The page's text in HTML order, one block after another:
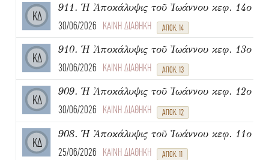
ΚΔ
911. Ἡ Ἀποκάλυψις τοῦ Ἰωάννου κεφ. 14ο
30/06/2026 ΚΑΙΝΗ ΔΙΑΘΗΚΗ ΑΠΟΚ. 14
ΚΔ
910. Ἡ Ἀποκάλυψις τοῦ Ἰωάννου κεφ. 13ο
30/06/2026 ΚΑΙΝΗ ΔΙΑΘΗΚΗ ΑΠΟΚ. 13
ΚΔ
909. Ἡ Ἀποκάλυψις τοῦ Ἰωάννου κεφ. 12ο
30/06/2026 ΚΑΙΝΗ ΔΙΑΘΗΚΗ ΑΠΟΚ. 12
ΚΔ
908. Ἡ Ἀποκάλυψις τοῦ Ἰωάννου κεφ. 11ο
25/06/2026 ΚΑΙΝΗ ΔΙΑΘΗΚΗ ΑΠΟΚ. 11